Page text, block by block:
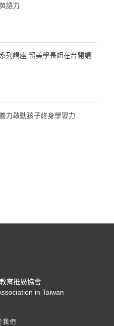
語力
列講座 留美學長姐在台開講
力啟動孩子終身學習力
育推廣協會
in Taiwan
我們